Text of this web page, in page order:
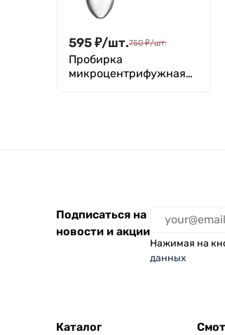
595₽/шт.750 ₽/шт.
Пробирка
микроцентрифужная
Подписаться на
новости и акции
Нажимая на
данных
Каталог